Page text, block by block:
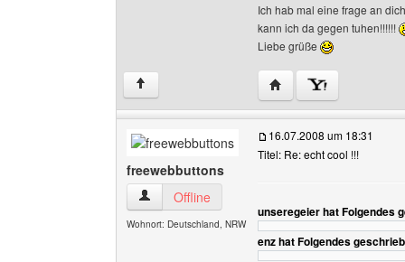
Ich hab mal eine frage an
kann ich da gegen tuhen!!!!!!
Liebe grüße
↑ Website dieses
freewebbuttons
freewebbuttons Benutzer-Profile anzeigen
Offline
Wohnort: Deutschland, NRW
16.07.2008 um 18:31
Titel: Re: echt cool !!!
unseregeier hat Folgendes
enz hat Folgendes